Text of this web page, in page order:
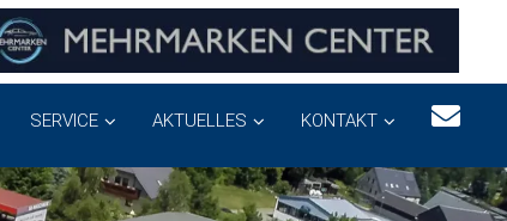
SERVICE AKTUELLES KONTAKT